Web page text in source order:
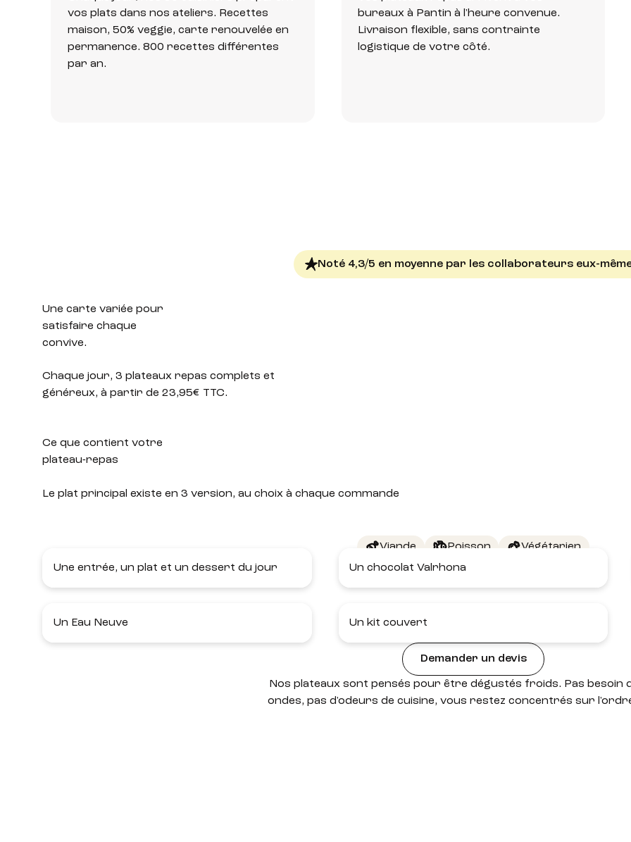
vos plats dans nos ateliers. Recettes
maison, 50% veggie, carte renouvelée en
permanence. 800 recettes différentes
par an.
bureaux à Pantin à l'heure convenue.
Livraison flexible, sans contrainte
logistique de votre côté.
Noté 4,3/5 en moyenne par les collaborateurs eux-
Une carte variée pour
satisfaire chaque
convive.
Chaque jour, 3 plateaux repas complets et
généreux, à partir de 23,95€ TTC.
Ce que contient votre
plateau-repas
Le plat principal existe en 3 version, au choix à chaque commande
Viande Poisson
Végétarien
Une entrée, un plat et un dessert du jour
Un chocolat Valrhona
Un Eau Neuve Un kit couvert
Demander un devis
Nos plateaux sont pensés pour être dégustés froids. Pas besoin
ondes, pas d'odeurs de cuisine, vous restez concentrés sur